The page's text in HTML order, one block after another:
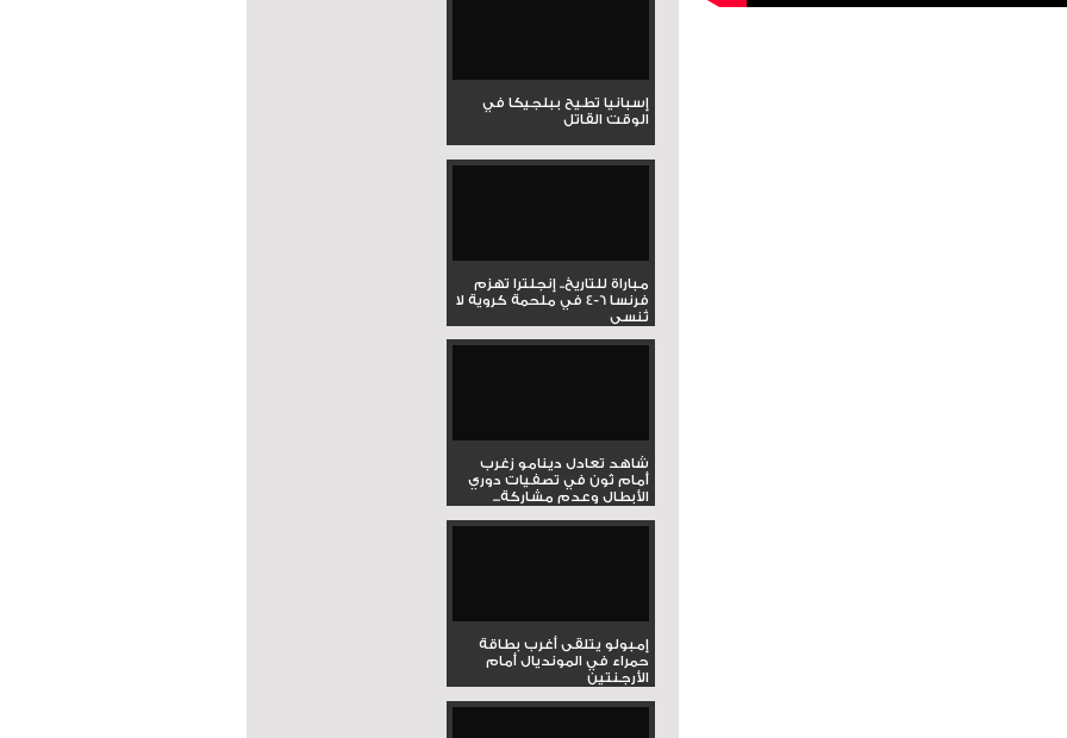
إسبانيا تطيح ببلجيكا في
الوقت القاتل
مباراة للتاريخ.. إنجلترا تهزم
فرنسا 6-4 في ملحمة كروية لا
تُنسى
شاهد تعادل دينامو زغرب
أمام ثون في تصفيات دوري
الأبطال وعدم مشاركة...
إمبولو يتلقى أغرب بطاقة
حمراء في المونديال أمام
الأرجنتين